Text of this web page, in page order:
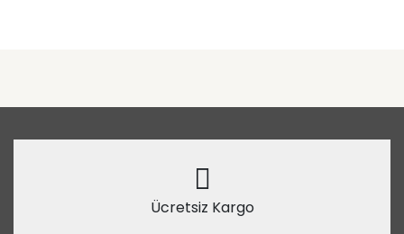
Ücretsiz Kargo